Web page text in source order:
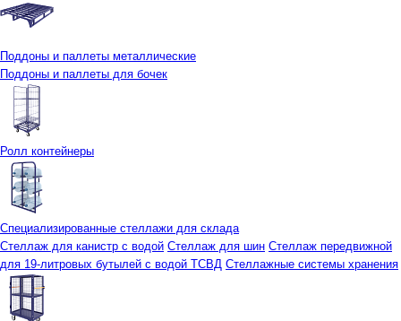
Поддоны и паллеты металлические
Поддоны и паллеты для бочек
Ролл контейнеры
Специализированные стеллажи для склада
Стеллаж для канистр с водой Стеллаж для шин Стеллаж передвижной
для 19-литровых бутылей с водой ТСВД Стеллажные системы хранения